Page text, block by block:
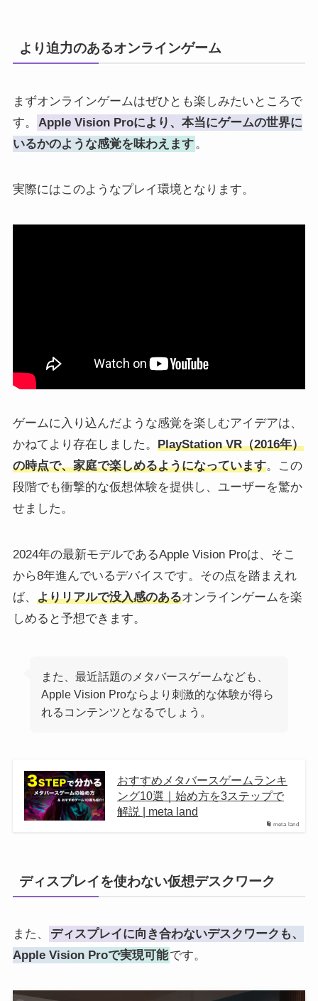
より迫力のあるオンラインゲーム
まずオンラインゲームはぜひとも楽しみたいところで
す。
Apple Vision Proにより、本当にゲームの世界に
いるかのような感覚を味わえます 。
実際にはこのようなプレイ環境となります。
ゲームに入り込んだような感覚を楽しむアイデアは、
かねてより存在しました。 PlayStation VR（2016年）
の時点で、家庭で楽しめるようになっています。この
段階でも衝撃的な仮想体験を提供し、ユーザーを驚か
せました。
2024年の最新モデルであるApple Vision Proは、そこ
から8年進んでいるデバイスです。その点を踏まえれ
ば、 よりリアルで没入感のあるオンラインゲームを楽
しめると予想できます。
また、最近話題のメタバースゲームなども、
Apple Vision Proならより刺激的な体験が得ら
れるコンテンツとなるでしょう。
meta land
おすすめメタバースゲームランキ
ング10選｜始め方を3ステップで
解説 | meta land
ディスプレイを使わない仮想デスクワーク
また、
ディスプレイに向き合わないデスクワークも、
Apple Vision Proで実現可能です。